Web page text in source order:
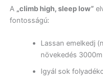
A „climb high, sleep low”
fontosságú:
Lassan emelkedj
növekedés
Igyál sok